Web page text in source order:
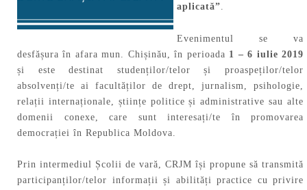
aplicată”
Evenimentul se va
desfășura în afara mun. Chișinău, în perioada 1 – 6 iulie 2019
și este destinat studenților/telor și proaspeților/telor
absolvenți/te ai facultăților de drept, jurnalism, psihologie,
relații internaționale, științe politice și administrative sau alte
domenii conexe, care sunt interesați/te în promovarea
democrației în Republica Moldova.
Prin intermediul Școlii de vară, CRJM își propune să transmită
participanților/telor informații și abilități practice cu privire